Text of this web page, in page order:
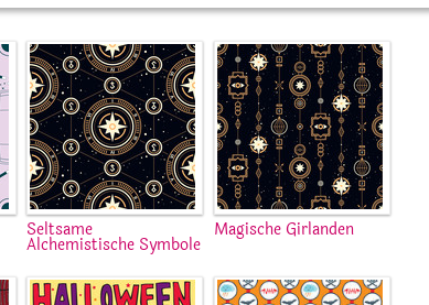
Seltsame
Alchemistische Symbole
Magische Girlanden